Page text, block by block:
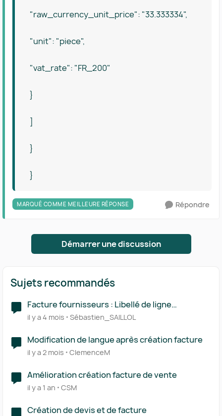
"raw_currency_unit_price": "33.333334",
"unit": "piece",
"vat_rate": "FR_200"
}
]
}
}
MARQUÉ COMME MEILLEURE RÉPONSE Répondre
Démarrer une discussion
Sujets recommandés
Facture fournisseurs : Libellé de ligne
automatique
il y a 4 mois Sébastien_SAILLOL
Modification de langue après création facture
il y a 2 mois ClemenceM
Amélioration création facture de vente
il y a 1 an CSM
Création de devis et de facture